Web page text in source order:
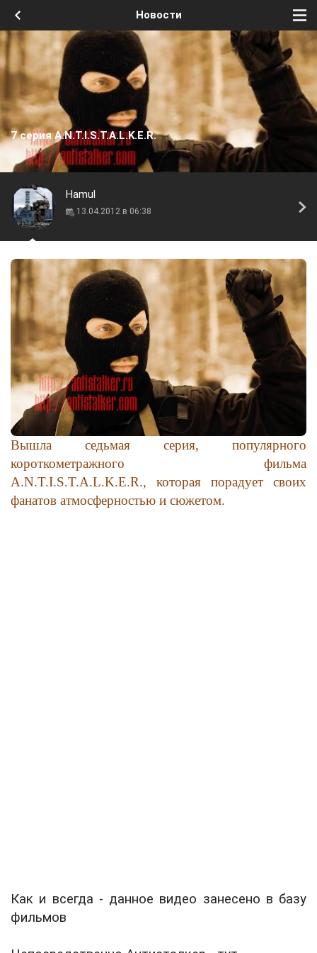
Новости
7 серия A.N.T.I.S.T.A.L.K.E.R.
Hamul
13.04.2012 в 06:38
Вышла седьмая серия, популярного
короткометражного фильма
A.N.T.I.S.T.A.L.K.E.R., которая порадует своих
фанатов атмосферностью и сюжетом.
Как и всегда - данное видео занесено в базу
фильмов